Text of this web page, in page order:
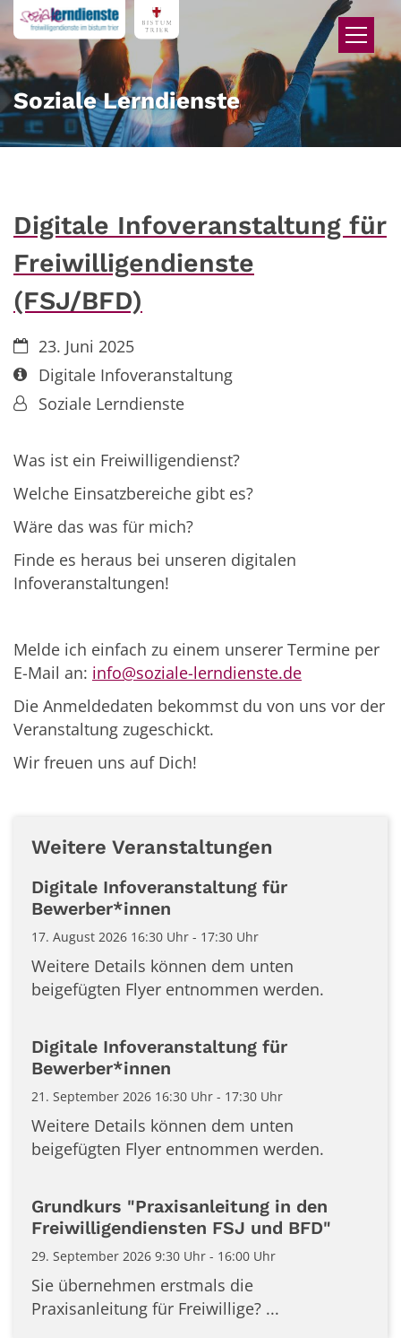
Zum Inhalt springen
Soziale Lerndienste
Digitale Infoveranstaltung für
Freiwilligendienste
(FSJ/BFD)
Datum:23. Juni 2025
Art bzw. Nummer:
Digitale Infoveranstaltung
Von:Soziale Lerndienste
Was ist ein Freiwilligendienst?
Welche Einsatzbereiche gibt es?
Wäre das was für mich?
Finde es heraus bei unseren digitalen
Infoveranstaltungen!
Melde ich einfach zu einem unserer Termine per
E-Mail an: info@soziale-lerndienste.de
Die Anmeldedaten bekommst du von uns vor der
Veranstaltung zugeschickt.
Wir freuen uns auf Dich!
Weitere Veranstaltungen
Digitale Infoveranstaltung für
Bewerber*innen
17. August 2026 16:30 Uhr - 17:30 Uhr
Weitere Details können dem unten
beigefügten Flyer entnommen werden.
Digitale Infoveranstaltung für
Bewerber*innen
21. September 2026 16:30 Uhr - 17:30 Uhr
Weitere Details können dem unten
beigefügten Flyer entnommen werden.
Grundkurs "Praxisanleitung in den
Freiwilligendiensten FSJ und BFD"
29. September 2026 9:30 Uhr - 16:00 Uhr
Sie übernehmen erstmals die
Praxisanleitung für Freiwillige? ...